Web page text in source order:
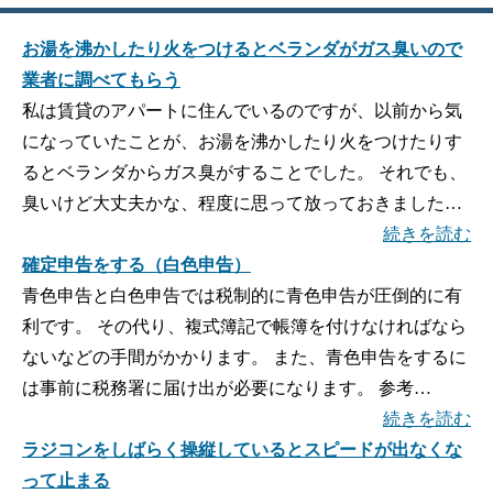
お湯を沸かしたり火をつけるとベランダがガス臭いので
業者に調べてもらう
私は賃貸のアパートに住んでいるのですが、以前から気
になっていたことが、お湯を沸かしたり火をつけたりす
るとベランダからガス臭がすることでした。 それでも、
臭いけど大丈夫かな、程度に思って放っておきました…
続きを読む
確定申告をする（白色申告）
青色申告と白色申告では税制的に青色申告が圧倒的に有
利です。 その代り、複式簿記で帳簿を付けなければなら
ないなどの手間がかかります。 また、青色申告をするに
は事前に税務署に届け出が必要になります。 参考…
続きを読む
ラジコンをしばらく操縦しているとスピードが出なくな
って止まる